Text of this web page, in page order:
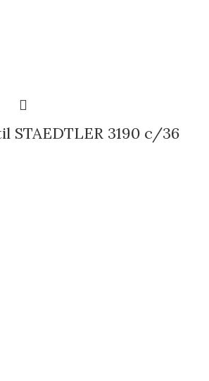
STAEDTLER 3190 c/36